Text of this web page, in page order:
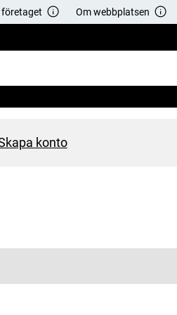
företaget Om webbplatsen
konto